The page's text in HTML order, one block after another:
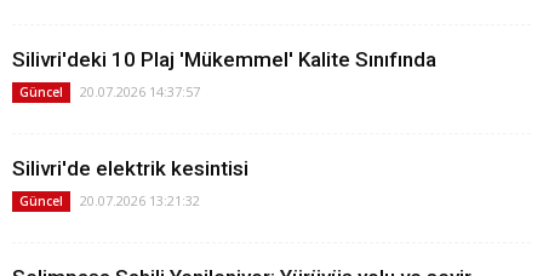
Silivri'deki 10 Plaj 'Mükemmel' Kalite Sınıfında
Güncel 20.07.2026 14:37:57
Silivri'de elektrik kesintisi
Güncel 20.07.2026 13:21:32